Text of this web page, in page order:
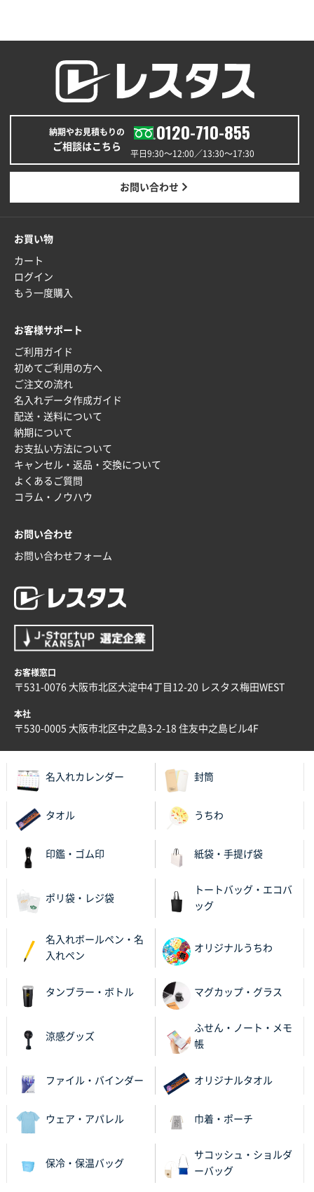
福島県W社様
A4バインダー(2ツ折)
300枚
2025年12月24日 14:43
以前の注文も含め価格と品質
青森県K社様
ワンポイントポリ袋 A4サイズ 1000枚
2025年12月22日 03:31
神奈川県S社様
ワンポイント箔押し紙袋 M横サイズ(A4対応)
枚
2025年12月16日 10:39
短納期対応が素晴らしい
富山県O社様
uni ジェットストリーム 07
2025年12月09日 14:04
安い、早い
埼玉県G社様
ラミネート紙袋 規格L4サイズ(B4対応)
値段が安かった。
兵庫県のお客様
スタンダードメモ100P
ロゴが入れられること
ECOワンポイントポリ袋 A4サイズ（白）1000枚
A4箔押し名入れクリアファイル
300枚
以前発注しているので、データが残っている点が良か
ったので
栃木県M社様
ビオトープデスクメモ100P100枚
前回同様、安心できるから
uni ジェットストリーム 05300枚
何度か注文していて、満足していたから
のしメモ100P800枚
のし文言が変更できたのと価格。
ワンポイント箔押し紙袋 Sサイズ(A5対応)
納期やお見積もりの
ご相談はこちら
0120-710-855
平日9:30〜12:00／13:30〜17:30
お問い合わせ
お買い物
カート
ログイン
もう一度購入
お客様サポート
ご利用ガイド
初めてご利用の方へ
ご注文の流れ
名入れデータ作成ガイド
配送・送料について
納期について
お支払い方法について
キャンセル・返品・交換について
よくあるご質問
コラム・ノウハウ
お問い合わせ
お問い合わせフォーム
お客様窓口
〒531-0076 大阪市北区大淀中4丁目12-20 レスタス梅田WEST
本社
〒530-0005 大阪市北区中之島3-2-18 住友中之島ビル4F
名入れカレンダー 封筒
タオル うちわ
印鑑・ゴム印 紙袋・手提げ袋
ポリ袋・レジ袋
トートバッグ・エコバ
ッグ
名入れボールペン・名
入れペン
オリジナルうちわ
タンブラー・ボトル マグカップ・グラス
涼感グッズ
ふせん・ノート・メモ
帳
ファイル・バインダー オリジナルタオル
ウェア・アパレル 巾着・ポーチ
保冷・保温バッグ
サコッシュ・ショルダ
ーバッグ